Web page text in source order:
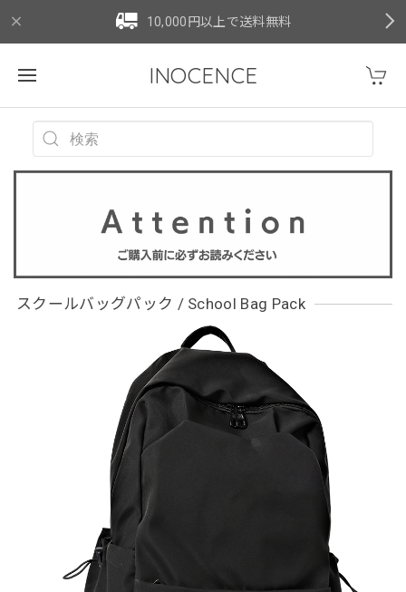
10,000円以上で送料無料
INOCENCE
スクールバッグパック / School Bag Pack